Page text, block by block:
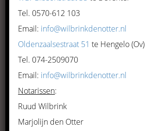
en familierecht of
vermogensrecht en
goed, wij streven
juiste balans
wensen en de
Notaris De Zwart is meer dan 30
het Raalter notariaat
Tel. 0570-612 103
Email: info@wilbrinkdenotter.nl
Oldenzaalsestraat 51 te Hengelo (Ov)
Tel. 074-2509070
Email: info@wilbrinkdenotter.nl
Notarissen:
Ruud Wilbrink
Marjolijn den Otter